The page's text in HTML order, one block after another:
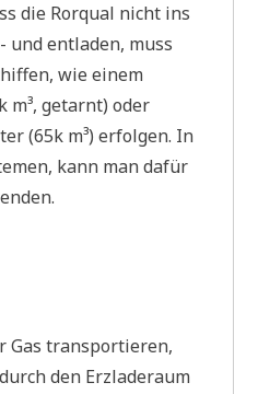
die Rorqual nicht ins
und entladen, muss
wie einem
m³, getarnt) oder
(65k m³) erfolgen. In
kann man dafür
Gas transportieren,
den Erzladeraum